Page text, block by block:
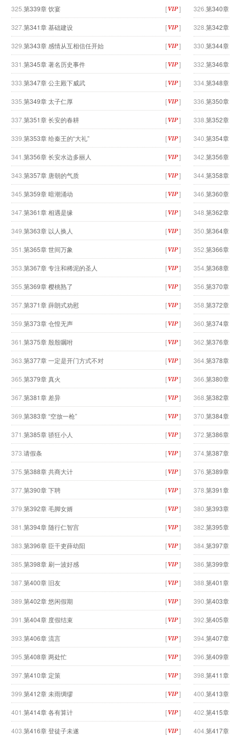
325. 第339章 饮宴 [ ] 326. 第340
327.第341章 基础建设 [ ] 328. 第342
329. 第343章 感情从互相信任开始 [ ] 330. 第344
331. 第345章 著名历史事件 [ ] 332. 第346
333. 第347章 公主殿下威武 [ ] 334. 第348
335. 第349章 太子仁厚 [ ] 336. 第350
337.第351章 长安的春耕 [ ] 338. 第352
339. 第353章 给秦王的“大礼” [ ] 340. 第354
341. 第356章 长安水边多丽人 [ ] 342. 第356
343. 第357章 唐朝的气质 [ ] 344. 第358
345. 第359章 暗潮涌动 [ ] 346. 第360
347.第361章 相遇是缘 [ ] 348. 第362
349. 第363章 以人换人 [ ] 350. 第364
351. 第365章 世间万象 [ ] 352. 第366
353. 第367章 专注和稀泥的圣人 [ ] 354. 第368
355. 第369章 樱桃熟了 [ ] 356. 第370
357.第371章 薛朗式劝慰 [ ] 358. 第372
359. 第373章 仓惶无声 [ ] 360. 第374
361. 第375章 殷殷嘱咐 [ ] 362. 第376
363. 第377章 一定是开门方式不对 [ ] 364. 第378
365. 第379章 真火 [ ] 366. 第380
367.第381章 差异 [ ] 368. 第382
369. 第383章 “空放一枪” [ ] 370. 第384
371. 第385章 骄狂小人 [ ] 372. 第386
373. 请假条 [ ] 374. 第387
375. 第388章 共商大计 [ ] 376. 第389
377.第390章 下聘 [ ] 378. 第391
379. 第392章 毛脚女婿 [ ] 380. 第393
381. 第394章 随行仁智宫 [ ] 382. 第395
383. 第396章 臣干吏薛幼阳 [ ] 384. 第397
385. 第398章 刷一波好感 [ ] 386. 第399
387.第400章 旧友 [ ] 388. 第401
389. 第402章 悠闲假期 [ ] 390. 第403
391. 第404章 度假结束 [ ] 392. 第405
393. 第406章 流言 [ ] 394. 第407
395. 第408章 两处忙 [ ] 396. 第409
397.第410章 定策 [ ] 398. 第411
399. 第412章 未雨绸缪 [ ] 400. 第413
401. 第414章 各有算计 [ ] 402. 第415
403. 第416章 登徒子未遂 [ ] 404. 第417